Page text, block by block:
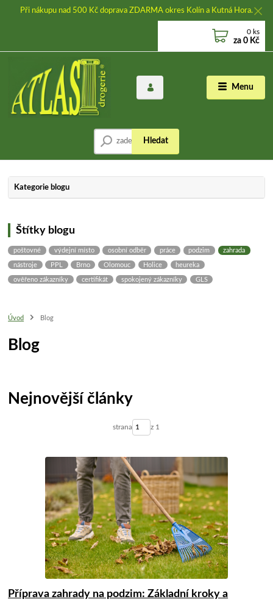
Při nákupu nad 500 Kč doprava ZDARMA okres Kolín a Kutná Hora.
Menu
Hledat
0 ks
za 0 Kč
Kategorie blogu
Štítky blogu
poštovné výdejní místo osobní odběr práce podzim zahrada
nástroje PPL Brno Olomouc Holice heureka
ověřeno zákazníky certifikát spokojený zákazníky GLS
Úvod Blog
Blog
Nejnovější články
strana z 1
Příprava zahrady na podzim: Základní kroky a